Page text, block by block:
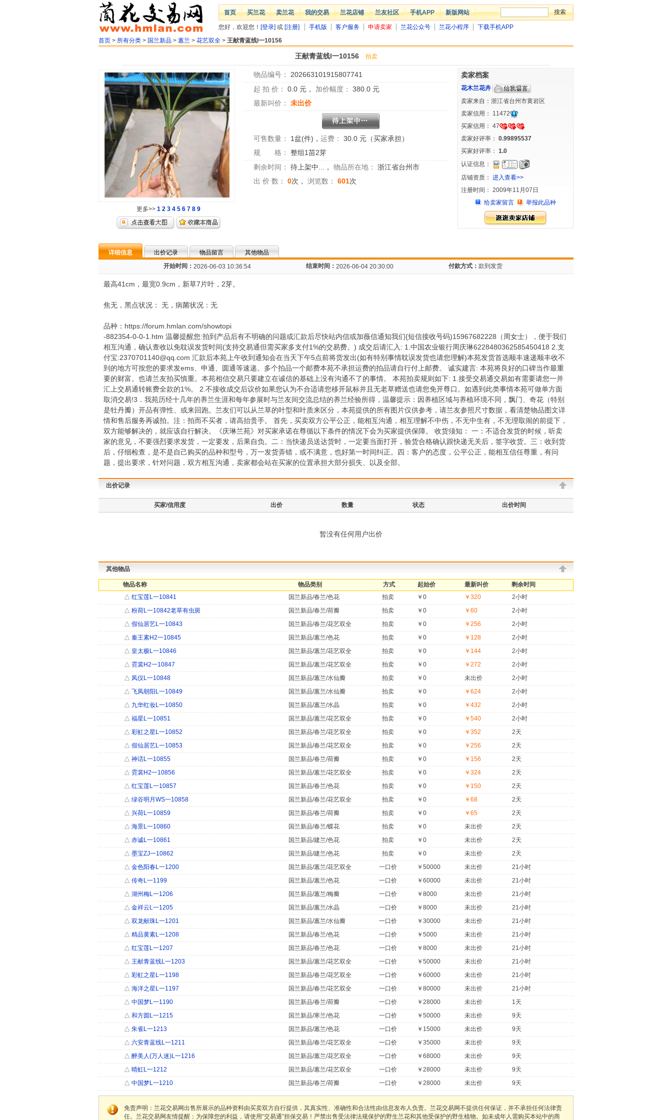
首页 买兰花 卖兰花 我的交易 兰花店铺 兰友社区 手机APP 新版网站
您好，欢迎您！ [登录] 或 [注册] 手机版 客户服务 申请卖家 兰花公众号 兰花小程序
下载手机APP
首页 > 所有分类 > 国兰新品 > 蕙兰 > 花艺双全 > 王献青蓝线l一10156
王献青蓝线l一10156 拍卖
更多>> 1 2 3 4 5 6 7 8 9
物品编号：
202663101915807741
起 拍 价：
0.0 元， 加价幅度： 380.0 元
最新叫价：
未出价
可售数量： 1盆(件) ， 运费：
30.0 元（买家承担）
规 格：
整组1苗2芽
剩余时间：
待上架中... ， 物品所在地：
浙江省台州市
出 价 数：
0次， 浏览数： 601次
卖家档案
花木兰花卉
卖家来自：浙江省台州市黄岩区
卖家信用： 11472
买家信用： 47
卖家好评率： 0.99895537
买家好评率： 1.0
认证信息：
店铺资质： 进入查看>>
注册时间： 2009年11月07日
给卖家留言
举报此品种
详细信息 出价记录 物品留言
其他物品
开始时间： 2026-06-03 10:36:54 结束时间： 2026-06-04 20:30:00 付款方式： 款到发货
最高41cm，最宽0.9cm，新草7片叶，2芽。
焦无，黑点状况： 无，病菌状况：无
品种：https://forum.hmlan.com/showtopi
-882354-0-0-1.htm 温馨提醒您:拍到产品后有不明确的问题或汇款后尽快站内信或加薇信通知我们{短信接收号码)15967682228（周女士），便于我们
相互沟通，确认查收以免耽误发货时间(支持交易通但需买家多支付1%的交易费。) 成交后请汇入: 1.中国农业银行周庆琳6228480362585450418 2.支
付宝:2370701140@qq.com 汇款后本苑上午收到通知会在当天下午5点前将货发出(如有特别事情耽误发货也请您理解)本苑发货首选顺丰速递顺丰收不
到的地方可按您的要求发ems、申通、圆通等速递。多个拍品一个邮费本苑不承担运费的拍品请自行付上邮费。 诚实建言: 本苑将良好的口碑当作最重
要的财富。也请兰友拍买慎重。本苑相信交易只要建立在诚信的基础上没有沟通不了的事情。 本苑拍卖规则如下: 1.接受交易通交易如有需要请您一并
汇上交易通转账费全款的1%。 2.不接收成交后议价如果您认为不合适请您移开鼠标并且无老草赠送也请您免开尊口。如遇到此类事情本苑可做单方面
取消交易!3．我苑历经十几年的养兰生涯和每年参展时与兰友间交流总结的养兰经验所得，温馨提示：因养植区域与养植环境不同，飘门、奇花（特别
是牡丹瓣）开品有弹性、或来回跑。兰友们可以从兰草的叶型和叶质来区分，本苑提供的所有图片仅供参考，请兰友参照尺寸数据，看清楚物品图文详
情和售后服务再诚拍。注：拍而不买者，请高抬贵手。 首先，买卖双方公平公正，能相互沟通，相互理解不中伤，不无中生有，不无理取闹的前提下，
双方能够解决的，就应该自行解决。《庆琳兰苑》对买家承诺在尊循以下条件的情况下会为买家提供保障。 收货须知： 一：不适合发货的时候，听卖
家的意见，不要强烈要求发货，一定要发，后果自负。二：当快递员送达货时，一定要当面打开，验货合格确认跟快递无关后，签字收货。三：收到货
后，仔细检查，是不是自己购买的品种和型号，万一发货弄错，或不满意，也好第一时间纠正。四：客户的态度，公平公正，能相互信任尊重，有问
题，提出要求，针对问题，双方相互沟通，卖家都会站在买家的位置承担大部分损失、以及全部。
出价记录
买家/信用度 出价 数量 状态 出价时间
暂没有任何用户出价
其他物品
物品名称 物品类别 方式 起始价 最新叫价
剩余时间
△ 红宝莲L一10841 国兰新品/春兰/色花 拍卖 ￥0 ￥320
2小时
△ 粉荷L一10842老草有虫斑 国兰新品/春兰/荷瓣 拍卖 ￥0 ￥60
2小时
△ 假仙居艺L一10843 国兰新品/春兰/花艺双全 拍卖 ￥0 ￥256
2小时
△ 秦王素H2一10845 国兰新品/蕙兰/色花 拍卖 ￥0 ￥128
2小时
△ 皇太极L一10846 国兰新品/蕙兰/花艺双全 拍卖 ￥0 ￥144
2小时
△ 霓裳H2一10847 国兰新品/蕙兰/花艺双全 拍卖 ￥0 ￥272
2小时
△ 凤仪L一10848 国兰新品/蕙兰/水仙瓣 拍卖 ￥0 未出价
2小时
△ 飞凤朝阳L一10849 国兰新品/蕙兰/水仙瓣 拍卖 ￥0 ￥624
2小时
△ 九华红妆L一10850 国兰新品/蕙兰/水晶 拍卖 ￥0 ￥432
2小时
△ 福星L一10851 国兰新品/蕙兰/花艺双全 拍卖 ￥0 ￥540
2小时
△ 彩虹之星L一10852 国兰新品/春兰/花艺双全 拍卖 ￥0 ￥352
2天
△ 假仙居艺L一10853 国兰新品/春兰/花艺双全 拍卖 ￥0 ￥256
2天
△ 神话L一10855 国兰新品/春兰/荷瓣 拍卖 ￥0 ￥156
2天
△ 霓裳H2一10856 国兰新品/蕙兰/花艺双全 拍卖 ￥0 ￥324
2天
△ 红宝莲L一10857 国兰新品/春兰/色花 拍卖 ￥0 ￥150
2天
△ 绿谷明月WS一10858 国兰新品/春兰/花艺双全 拍卖 ￥0 ￥68
2天
△ 兴荷L一10859 国兰新品/春兰/荷瓣 拍卖 ￥0 ￥65
2天
△ 海景L一10860 国兰新品/春兰/蝶花 拍卖 ￥0 未出价
2天
△ 赤诚L一10861 国兰新品/建兰/色花 拍卖 ￥0 未出价
2天
△ 墨宝ZJ一10862 国兰新品/建兰/色花 拍卖 ￥0 未出价
2天
△ 金色阳春L一1200 国兰新品/蕙兰/花艺双全 一口价 ￥50000 未出价
21小时
△ 传奇L一1199 国兰新品/蕙兰/色花 一口价 ￥60000 未出价
21小时
△ 湖州梅L一1206 国兰新品/蕙兰/梅瓣 一口价 ￥8000 未出价
21小时
△ 金祥云L一1205 国兰新品/蕙兰/水晶 一口价 ￥8000 未出价
21小时
△ 双龙献珠L一1201 国兰新品/蕙兰/水仙瓣 一口价 ￥30000 未出价
21小时
△ 精品黄素L一1208 国兰新品/春兰/色花 一口价 ￥5000 未出价
21小时
△ 红宝莲L一1207 国兰新品/春兰/色花 一口价 ￥8000 未出价
21小时
△ 王献青蓝线L一1203 国兰新品/蕙兰/花艺双全 一口价 ￥50000 未出价
21小时
△ 彩虹之星L一1198 国兰新品/春兰/花艺双全 一口价 ￥60000 未出价
21小时
△ 海洋之星L一1197 国兰新品/春兰/花艺双全 一口价 ￥80000 未出价
21小时
△ 中国梦L一1190 国兰新品/春兰/荷瓣 一口价 ￥28000 未出价
1天
△ 和方圆L一1215 国兰新品/寒兰/色花 一口价 ￥50000 未出价
9天
△ 朱雀L一1213 国兰新品/蕙兰/色花 一口价 ￥15000 未出价
9天
△ 六安青蓝线L一1211 国兰新品/春兰/花艺双全 一口价 ￥35000 未出价
9天
△ 醉美人(万人迷)L一1216 国兰新品/蕙兰/花艺双全 一口价 ￥68000 未出价
9天
△ 晴虹L一1212 国兰新品/蕙兰/花艺双全 一口价 ￥28000 未出价
9天
△ 中国梦L一1210 国兰新品/春兰/荷瓣 一口价 ￥28000 未出价 9天
免责声明：兰花交易网出售所展示的品种资料由买卖双方自行提供，其真实性、准确性和合法性由信息发布人负责。兰花交易网不提供任何保证，并不承担任何法律责
任。兰花交易网友情提醒：为保障您的利益，请使用“交易通”担保交易！严禁出售受法律法规保护的野生兰花和其他受保护的野生植物。如未成年人需购买本站中的商